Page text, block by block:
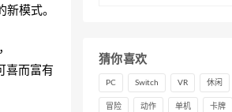
模式。
喜而富有
猜你喜欢
PC Switch VR 休闲
冒险 动作 单机 卡牌